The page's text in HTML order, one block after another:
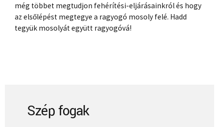
még többet megtudjon fehérítési-eljárásainkról és hogy
az elsőlépést megtegye a ragyogó mosoly felé. Hadd
tegyük mosolyát együtt ragyogóvá!
Szép fogak